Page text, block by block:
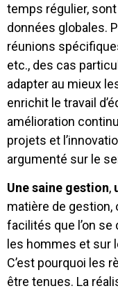
temps régulier,
données globales.
réunions
etc., des cas
adapter au mieux
enrichit le travail
amélioration
projets et
argumenté sur le
Une saine gestion,
matière de gestion,
facilités que l’on
les hommes et sur
C’est pourquoi les
être tenues. La